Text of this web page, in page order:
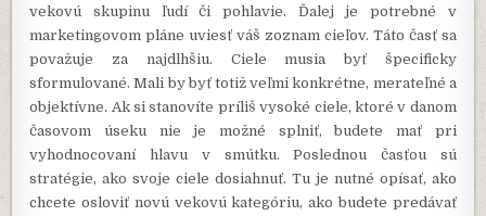
vekovú skupinu ľudí či pohlavie. Ďalej je potrebné v
marketingovom pláne uviesť váš zoznam cieľov. Táto časť sa
považuje za najdlhšiu. Ciele musia byť špecificky
sformulované. Mali by byť totiž veľmi konkrétne, merateľné a
objektívne. Ak si stanovíte príliš vysoké ciele, ktoré v danom
časovom úseku nie je možné splniť, budete mať pri
vyhodnocovaní hlavu v smútku. Poslednou časťou sú
stratégie, ako svoje ciele dosiahnuť. Tu je nutné opísať, ako
chcete osloviť novú vekovú kategóriu, ako budete predávať